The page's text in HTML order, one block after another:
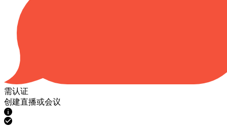
需认证
创建直播或会议